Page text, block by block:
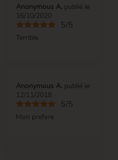
Anonymous A. publié le
16/10/2020
5/5
Terrible
Anonymous A. publié le
12/11/2018
5/5
Mon prefere